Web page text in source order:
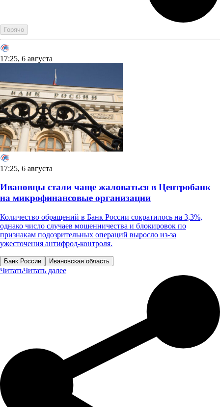
Горячо
17:25, 6 августа
17:25, 6 августа
Ивановцы стали чаще жаловаться в Центробанк
на микрофинансовые организации
Количество обращений в Банк России сократилось на 3,3%,
однако число случаев мошенничества и блокировок по
признакам подозрительных операций выросло из-за
ужесточения антифрод-контроля.
Банк России Ивановская область
ЧитатьЧитать далее